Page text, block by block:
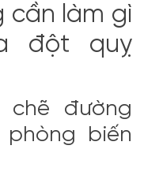
cần làm gì
đột quỵ
chẽ đường
biến